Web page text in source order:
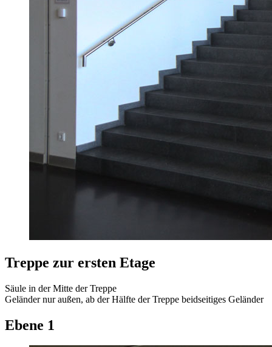
Treppe zur ersten Etage
Säule in der Mitte der Treppe
Geländer nur außen, ab der Hälfte der Treppe beidseitiges Geländer
Ebene 1